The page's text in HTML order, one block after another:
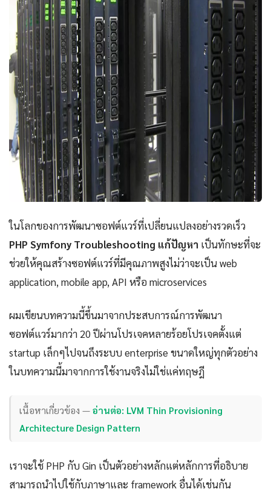
ในโลกของการพัฒนาซอฟต์แวร์ที่เปลี่ยนแปลงอย่างรวดเร็ว
PHP Symfony Troubleshooting แก้ปัญหา เป็นทักษะที่จะ
ช่วยให้คุณสร้างซอฟต์แวร์ที่มีคุณภาพสูงไม่ว่าจะเป็น web
application, mobile app, API หรือ microservices
ผมเขียนบทความนี้ขึ้นมาจากประสบการณ์การพัฒนา
ซอฟต์แวร์มากว่า 20 ปีผ่านโปรเจคหลายร้อยโปรเจคตั้งแต่
startup เล็กๆไปจนถึงระบบ enterprise ขนาดใหญ่ทุกตัวอย่าง
ในบทความนี้มาจากการใช้งานจริงไม่ใช่แค่ทฤษฎี
เนื้อหาเกี่ยวข้อง —อ่านต่อ: LVM Thin Provisioning
Architecture Design Pattern
เราจะใช้ PHP กับ Gin เป็นตัวอย่างหลักแต่หลักการที่อธิบาย
สามารถนำไปใช้กับภาษาและ framework อื่นได้เช่นกัน